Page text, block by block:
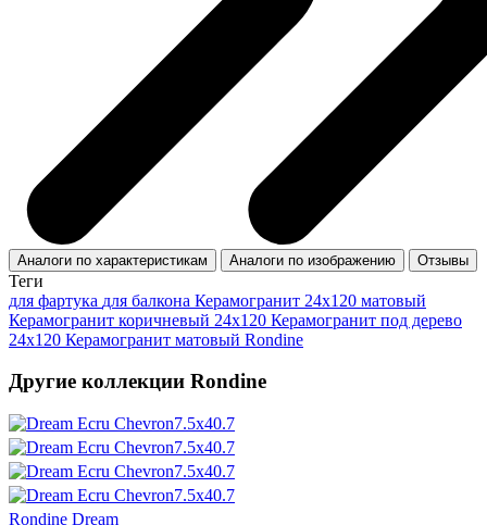
Аналоги по характеристикам Аналоги по изображению Отзывы
Теги
для фартука для балкона Керамогранит 24x120 матовый
Керамогранит коричневый 24x120 Керамогранит под дерево
24x120 Керамогранит матовый Rondine
Другие коллекции Rondine
Rondine Dream